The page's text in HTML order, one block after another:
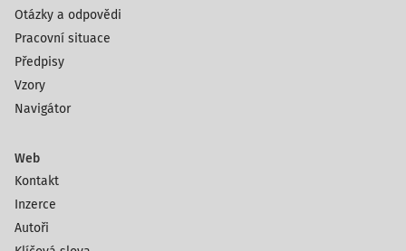
Otázky a odpovědi
Pracovní situace
Předpisy
Vzory
Navigátor
Web
Kontakt
Inzerce
Autoři